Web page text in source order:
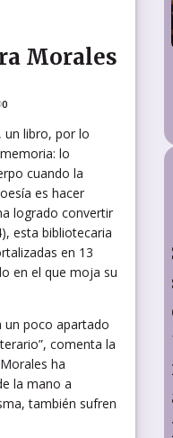
Morales
0
un libro, por lo
lo
cuando la
es hacer
logrado convertir
esta bibliotecaria
en 13
en el que moja su
un poco apartado
comenta la
ha
la mano a
también sufren